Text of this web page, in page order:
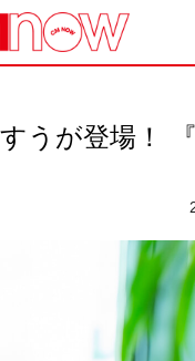
うが登場！ 『